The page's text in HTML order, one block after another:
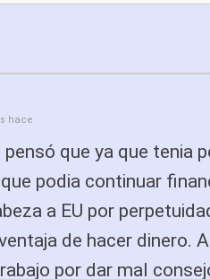
hace
pensó que ya que tenia
podia continuar
a EU por
de hacer dinero.
por dar mal